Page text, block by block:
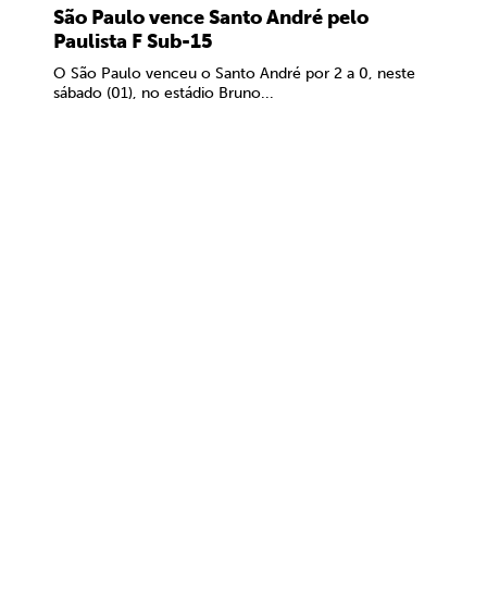
São Paulo vence Santo André pelo
Paulista F Sub-15
O São Paulo venceu o Santo André por 2 a 0, neste
sábado (01), no estádio Bruno...